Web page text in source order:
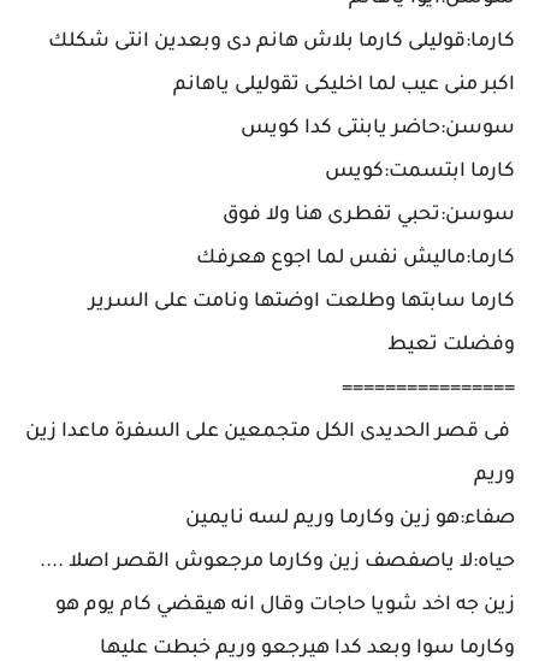
كارما:قوليلى كارما بلاش هانم دى وبعدين انتى شكلك
اكبر منى عيب لما اخليكى تقوليلى ياهانم
سوسن:حاضر يابنتى كدا كويس
كارما ابتسمت:كويس
سوسن:تحبي تفطرى هنا ولا فوق
كارما:ماليش نفس لما اجوع هعرفك
كارما سابتها وطلعت اوضتها ونامت على السرير
وفضلت تعيط
================
فى قصر الحديدى الكل متجمعين على السفرة ماعدا زين
وريم
صفاء:هو زين وكارما وريم لسه نايمين
حياه:لا ياصفصف زين وكارما مرجعوش القصر اصلا ....
زين جه اخد شويا حاجات وقال انه هيقضي كام يوم هو
وكارما سوا وبعد كدا هيرجعو وريم خبطت عليها